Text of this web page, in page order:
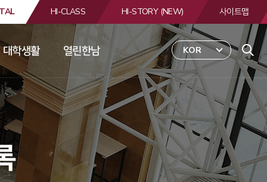
합
검
색
HI-CLASS HI-STORY (NEW) 사이트맵
KOR
대학생활 열린한남